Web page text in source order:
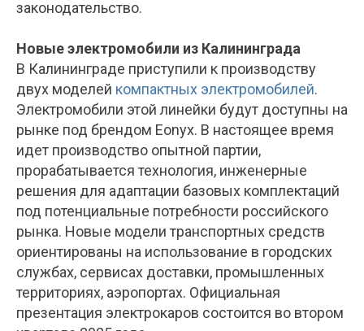
законодательство.
Новые электромобили из Калининграда
В Калининграде приступили к производству
двух моделей компактных электромобилей.
Электромобили этой линейки будут доступны на
рынке под брендом Eonyx. В настоящее время
идет производство опытной партии,
прорабатывается технология, инженерные
решения для адаптации базовых комплектаций
под потенциальные потребности российского
рынка. Новые модели транспортных средств
ориентированы на использование в городских
службах, сервисах доставки, промышленных
территориях, аэропортах. Официальная
презентация электрокаров состоится во втором